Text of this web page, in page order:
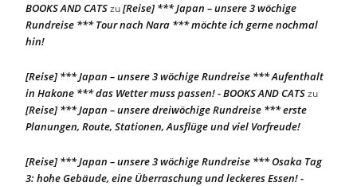
BOOKS AND CATSzu[Reise] *** Japan – unsere 3 wöchige
Rundreise *** Tour nach Nara *** möchte ich gerne nochmal
hin!
[Reise] *** Japan – unsere 3 wöchige Rundreise *** Aufenthalt
in Hakone *** das Wetter muss passen! - BOOKS AND CATSzu
[Reise] *** Japan – unsere dreiwöchige Rundreise *** erste
Planungen, Route, Stationen, Ausflüge und viel Vorfreude!
[Reise] *** Japan – unsere 3 wöchige Rundreise *** Osaka Tag
3: hohe Gebäude, eine Überraschung und leckeres Essen! -